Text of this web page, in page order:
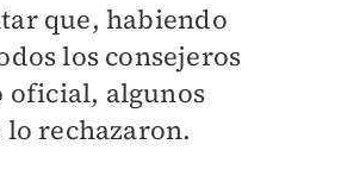
que, habiendo
los consejeros
oficial, algunos
lo rechazaron.